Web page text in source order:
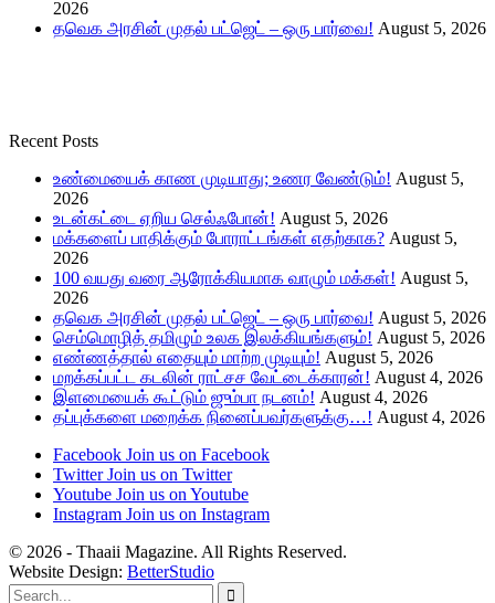
2026
தவெக அரசின் முதல் பட்ஜெட் – ஒரு பார்வை! August 5, 2026
Recent Posts
உண்மையைக் காண முடியாது; உணர வேண்டும்! August 5,
2026
உடன்கட்டை ஏறிய செல்ஃபோன்! August 5, 2026
மக்களைப் பாதிக்கும் போராட்டங்கள் எதற்காக? August 5,
2026
100 வயது வரை ஆரோக்கியமாக வாழும் மக்கள்! August 5,
2026
தவெக அரசின் முதல் பட்ஜெட் – ஒரு பார்வை! August 5, 2026
செம்மொழித் தமிழும் உலக இலக்கியங்களும்! August 5, 2026
எண்ணத்தால் எதையும் மாற்ற முடியும்! August 5, 2026
மறக்கப்பட்ட கடலின் ராட்சச வேட்டைக்காரன்! August 4, 2026
இளமையைக் கூட்டும் ஜும்பா நடனம்! August 4, 2026
தப்புக்களை மறைக்க நினைப்பவர்களுக்கு…! August 4, 2026
Facebook Join us on Facebook
Twitter Join us on Twitter
Youtube Join us on Youtube
Instagram Join us on Instagram
© 2026 - Thaaii Magazine. All Rights Reserved.
Website Design: BetterStudio